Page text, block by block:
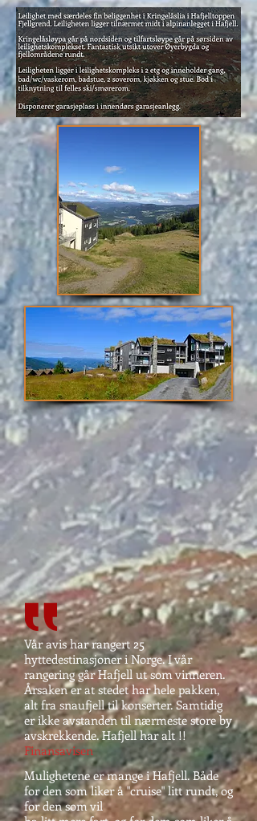
Vår avis har rangert 25
hyttedestinasjoner i Norge. I vår
rangering går Hafjell ut som vinneren.
Årsaken er at stedet har hele pakken,
alt fra snaufjell til konserter. Samtidig
er ikke avstanden til nærmeste store by
avskrekkende. Hafjell har alt !!
Finansavisen
Mulighetene er mange i Hafjell. Både
for den som liker å "cruise" litt rundt, og
for den som vil